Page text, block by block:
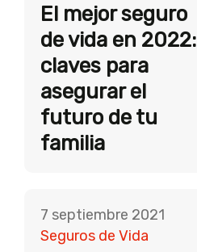
El mejor seguro
de vida en 2022:
claves para
asegurar el
futuro de tu
familia
7 septiembre 2021
Seguros de Vida